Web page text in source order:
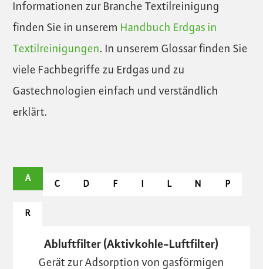
Informationen zur Branche Textilreinigung
finden Sie in unserem Handbuch Erdgas in
Textilreinigungen. In unserem Glossar finden Sie
viele Fachbegriffe zu Erdgas und zu
Gastechnologien einfach und verständlich
erklärt.
A
C D F I L N P
R
Abluftfilter (Aktivkohle-Luftfilter)
Gerät zur Adsorption von gasförmigen